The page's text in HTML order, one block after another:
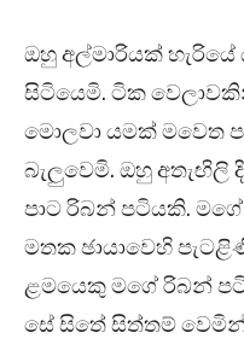
ඔහු අල්මාරියක්
සිටියෙමි. ටික
මොලවා යමක් මවෙත
බැලුවෙමි. ඔහු අතැඟිලි
පාට රිබන් පටියකි.
මතක ඡායාවෙහි
ළමයෙකු මගේ රිබන්
සේ සිතේ සිත්තම්